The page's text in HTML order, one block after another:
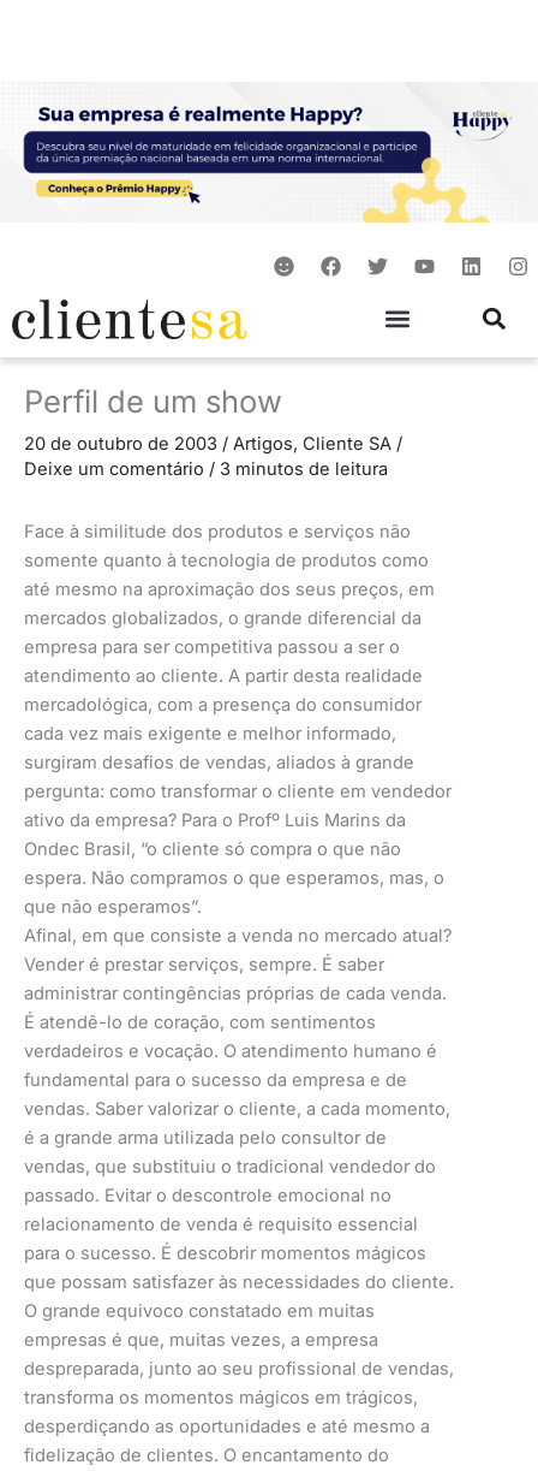
S
m
F
a
o
T
w
e
Y
o
b
L
i
d
I
n
g
Perfil de um show
20 de outubro de 2003 / Artigos, Cliente SA /
Deixe um comentário / 3 minutos de leitura
Face à similitude dos produtos e serviços não
somente quanto à tecnologia de produtos como
até mesmo na aproximação dos seus preços, em
mercados globalizados, o grande diferencial da
empresa para ser competitiva passou a ser o
atendimento ao cliente. A partir desta realidade
mercadológica, com a presença do consumidor
cada vez mais exigente e melhor informado,
surgiram desafios de vendas, aliados à grande
pergunta: como transformar o cliente em vendedor
ativo da empresa? Para o Profº Luis Marins da
Ondec Brasil, “o cliente só compra o que não
espera. Não compramos o que esperamos, mas, o
que não esperamos”.
Afinal, em que consiste a venda no mercado atual?
Vender é prestar serviços, sempre. É saber
administrar contingências próprias de cada venda.
É atendê-lo de coração, com sentimentos
verdadeiros e vocação. O atendimento humano é
fundamental para o sucesso da empresa e de
vendas. Saber valorizar o cliente, a cada momento,
é a grande arma utilizada pelo consultor de
vendas, que substituiu o tradicional vendedor do
passado. Evitar o descontrole emocional no
relacionamento de venda é requisito essencial
para o sucesso. É descobrir momentos mágicos
que possam satisfazer às necessidades do cliente.
O grande equivoco constatado em muitas
empresas é que, muitas vezes, a empresa
despreparada, junto ao seu profissional de vendas,
transforma os momentos mágicos em trágicos,
desperdiçando as oportunidades e até mesmo a
fidelização de clientes. O encantamento do